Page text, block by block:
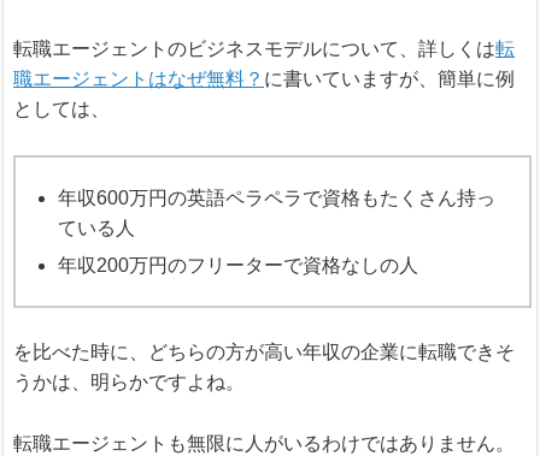
転職エージェントのビジネスモデルについて、詳しくは転
職エージェントはなぜ無料？ に書いていますが、簡単に例
としては、
年収600万円の英語ペラペラで資格もたくさん持っ
ている人
年収200万円のフリーターで資格なしの人
を比べた時に、どちらの方が高い年収の企業に転職できそ
うかは、明らかですよね。
転職エージェントも無限に人がいるわけではありません。